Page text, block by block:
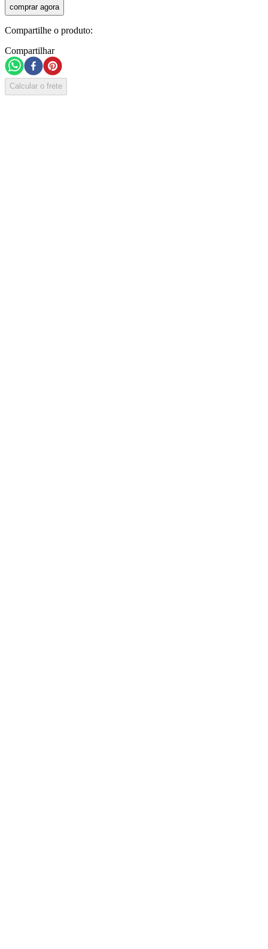
comprar agora
Compartilhe o produto:
Compartilhar
Calcular o frete